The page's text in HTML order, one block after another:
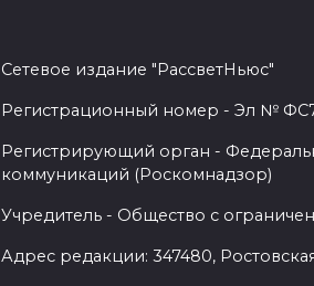
Сетевое издание "РассветНьюс"
Регистрационный номер - Эл №
Регистрирующий орган -
коммуникаций (Роскомнадзор)
Учредитель - Общество с
Адрес редакции: 347480,